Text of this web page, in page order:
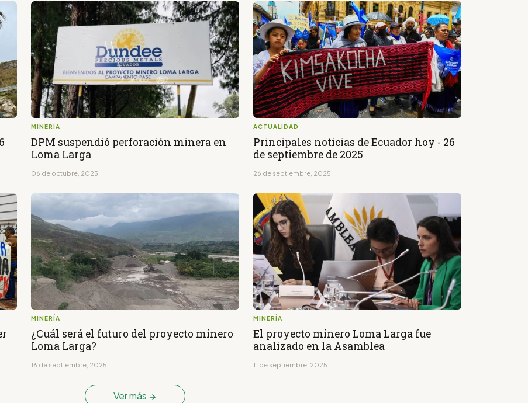
MINERÍA
DPM suspendió perforación minera en
Loma Larga
06 de octubre, 2025
ACTUALIDAD
Principales noticias de Ecuador hoy - 26
de septiembre de 2025
26 de septiembre, 2025
MINERÍA
¿Cuál será el futuro del proyecto minero
Loma Larga?
16 de septiembre, 2025
MINERÍA
El proyecto minero Loma Larga fue
analizado en la Asamblea
11 de septiembre, 2025
Ver más